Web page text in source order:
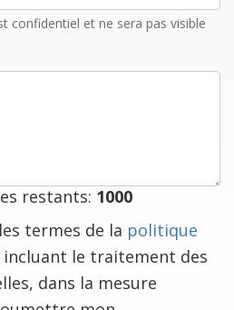
confidentiel et ne sera pas visible
restants: 1000
termes de la politique
incluant le traitement des
dans la mesure